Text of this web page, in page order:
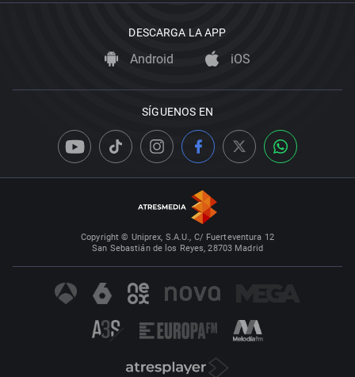
DESCARGA LA APP
Android iOS
SÍGUENOS EN
Copyright © Uniprex, S.A.U., C/ Fuerteventura 12
San Sebastián de los Reyes, 28703 Madrid